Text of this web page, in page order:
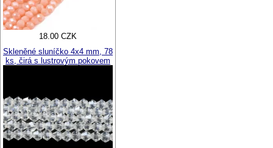
18.00 CZK
Skleněné sluníčko 4x4 mm, 78
ks, čirá s lustrovým pokovem